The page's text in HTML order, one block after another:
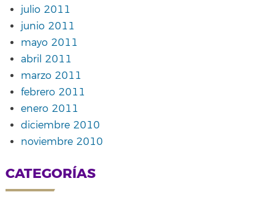
julio 2011
junio 2011
mayo 2011
abril 2011
marzo 2011
febrero 2011
enero 2011
diciembre 2010
noviembre 2010
CATEGORÍAS